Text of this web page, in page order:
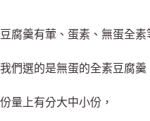
豆腐羹有葷、蛋素、無蛋全素
我們選的是無蛋的全素豆腐羹
份量上有分大中小份，